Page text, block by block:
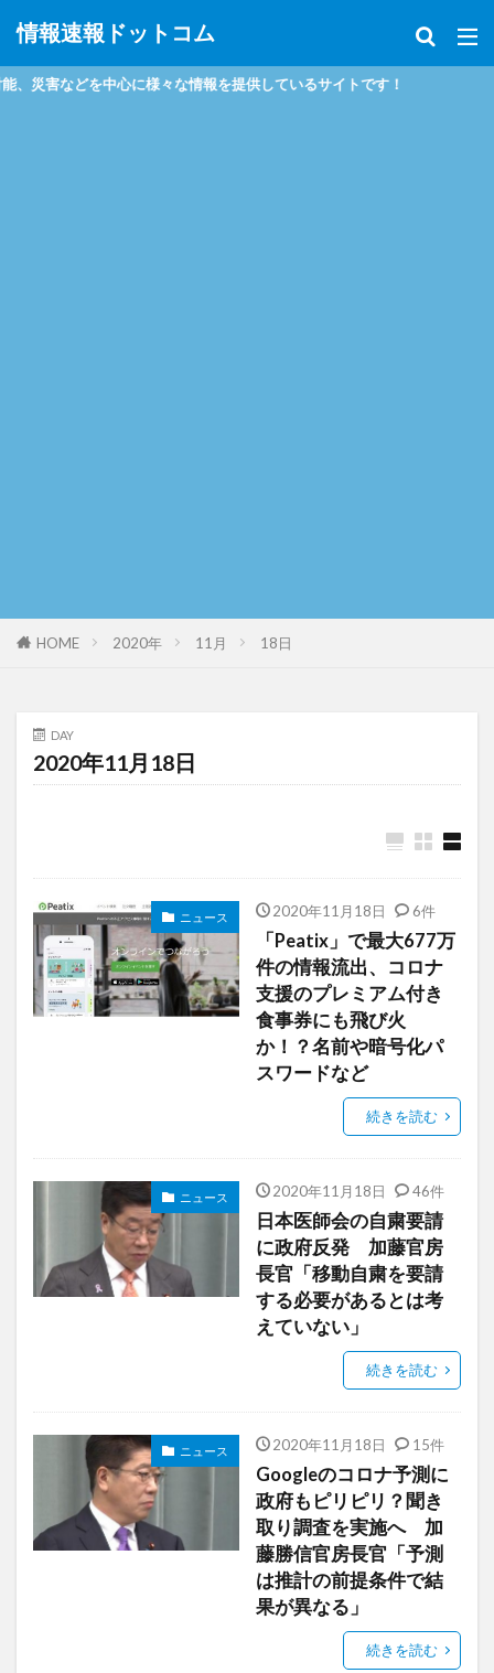
情報速報ドットコム
などを中心に様々な情報を提供しているサイトです！
HOME 2020年 11月 18日
DAY
2020年11月18日
ニュース 2020年11月18日 6件
「Peatix」で最大677万
件の情報流出、コロナ
支援のプレミアム付き
食事券にも飛び火
か！？名前や暗号化パ
スワードなど
続きを読む
ニュース 2020年11月18日 46件
日本医師会の自粛要請
に政府反発 加藤官房
長官「移動自粛を要請
する必要があるとは考
えていない」
続きを読む
ニュース 2020年11月18日 15件
Googleのコロナ予測に
政府もピリピリ？聞き
取り調査を実施へ 加
藤勝信官房長官「予測
は推計の前提条件で結
果が異なる」
続きを読む